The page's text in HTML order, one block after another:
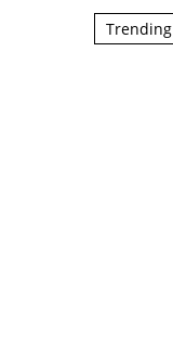
Trending